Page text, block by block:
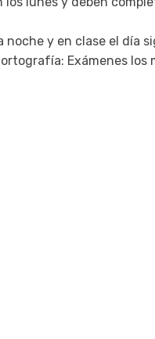
noche y en clase el día
Exámenes los